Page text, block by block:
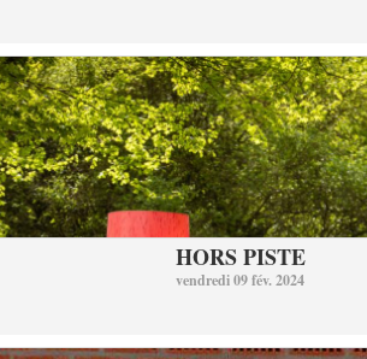
HORS PISTE
vendredi 09 fév. 2024